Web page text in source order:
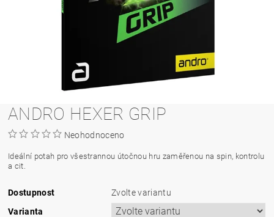
ANDRO HEXER GRIP
Neohodnoceno
Ideální potah pro všestrannou útočnou hru zaměřenou na spin, kontrolu
a cit.
Dostupnost
Zvolte variantu
Varianta